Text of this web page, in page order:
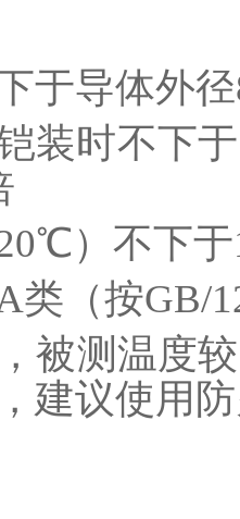
于导体外
装时不下
）不下
类（按GB/
被测温度
建议使用